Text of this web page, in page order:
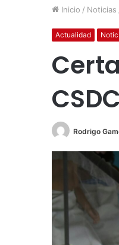
Inicio / Noticias
Actualidad
Rodrigo